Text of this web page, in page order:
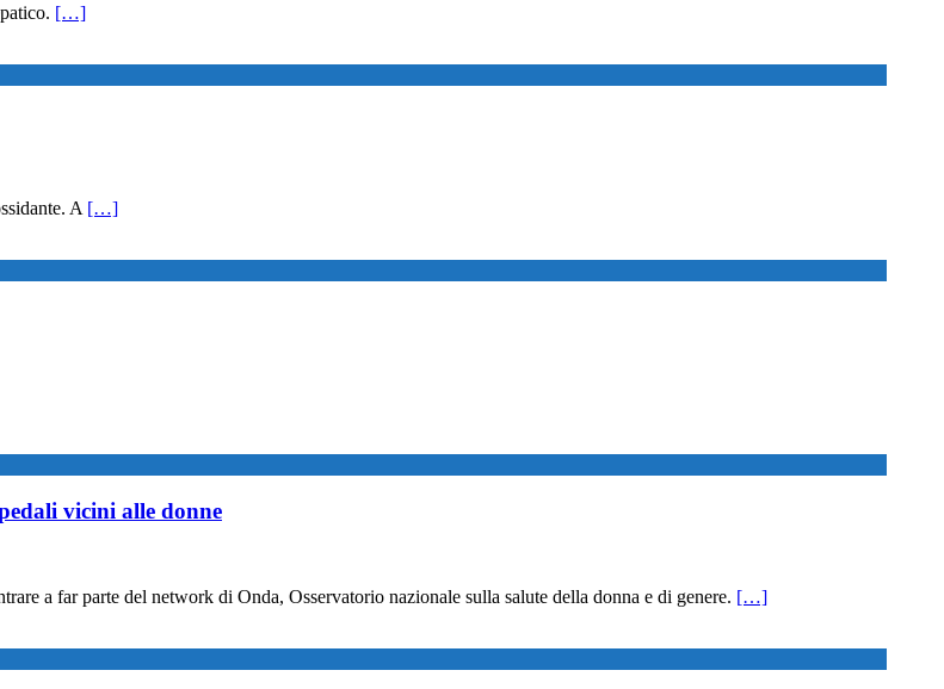
[…]
A […]
vicini alle donne
a far parte del network di Onda, Osservatorio nazionale sulla salute della donna e di genere. […]